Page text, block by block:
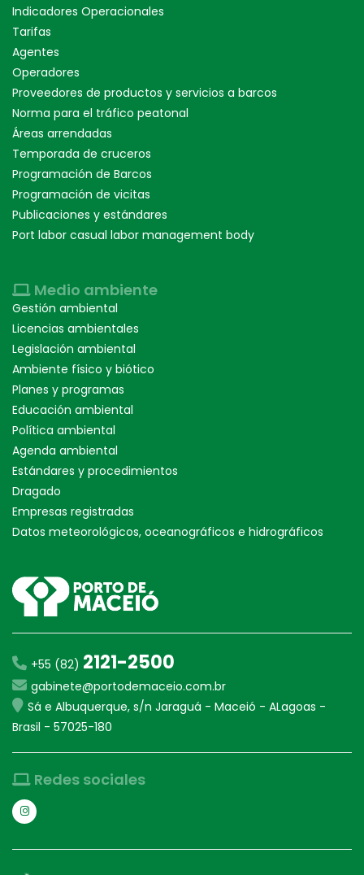
Indicadores Operacionales
Tarifas
Agentes
Operadores
Proveedores de productos y servicios a barcos
Norma para el tráfico peatonal
Áreas arrendadas
Temporada de cruceros
Programación de Barcos
Programación de vicitas
Publicaciones y estándares
Port labor casual labor management body
Medio ambiente
Gestión ambiental
Licencias ambientales
Legislación ambiental
Ambiente físico y biótico
Planes y programas
Educación ambiental
Política ambiental
Agenda ambiental
Estándares y procedimientos
Dragado
Empresas registradas
Datos meteorológicos, oceanográficos e hidrográficos
+55 (82) 2121-2500
gabinete@portodemaceio.com.br
Sá e Albuquerque, s/n Jaraguá - Maceió - ALagoas -
Brasil - 57025-180
Redes sociales